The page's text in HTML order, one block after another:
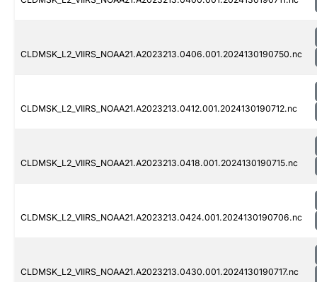
CLDMSK_L2_VIIRS_NOAA21.A2023213.0406.001.2024130190750.nc
CLDMSK_L2_VIIRS_NOAA21.A2023213.0412.001.2024130190712.nc
CLDMSK_L2_VIIRS_NOAA21.A2023213.0418.001.2024130190715.nc
CLDMSK_L2_VIIRS_NOAA21.A2023213.0424.001.2024130190706.nc
CLDMSK_L2_VIIRS_NOAA21.A2023213.0430.001.2024130190717.nc